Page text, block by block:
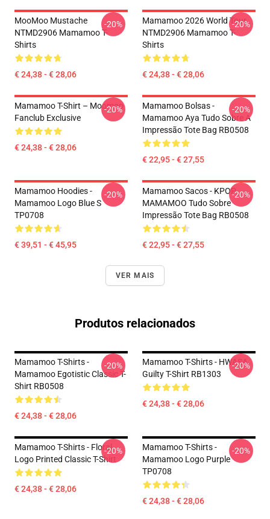
MooMoo Mustache
NTMD2906 Mamamoo T-
Shirts
€ 24,38 - € 28,06
-20%
Mamamoo 2026 World Tour
NTMD2906 Mamamoo T-
Shirts
€ 24,38 - € 28,06
-20%
Mamamoo T-Shirt – Moomoo
Fanclub Exclusive
€ 24,38 - € 28,06
-20%
Mamamoo Bolsas -
Mamamoo Aya Tudo Sobre A
Impressão Tote Bag RB0508
€ 22,95 - € 27,55
-20%
Mamamoo Hoodies -
Mamamoo Logo Blue S
TP0708
€ 39,51 - € 45,95
-20%
Mamamoo Sacos - KPOP
MAMAMOO Tudo Sobre
Impressão Tote Bag RB0508
€ 22,95 - € 27,55
-20%
VER MAIS
Produtos relacionados
Mamamoo T-Shirts -
Mamamoo Egotistic Classic T-
Shirt RB0508
€ 24,38 - € 28,06
-20%
Mamamoo T-Shirts - HWASA
Guilty T-Shirt RB1303
€ 24,38 - € 28,06
-20%
Mamamoo T-Shirts - Floral
Logo Printed Classic T-Shirt
€ 24,38 - € 28,06
-20%
Mamamoo T-Shirts -
Mamamoo Logo Purple
TP0708
€ 24,38 - € 28,06
-20%